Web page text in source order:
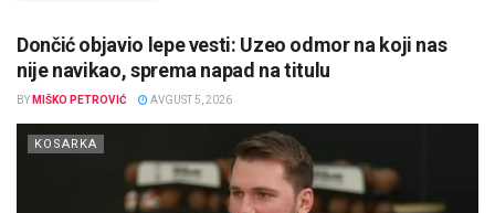
Dončić objavio lepe vesti: Uzeo odmor na koji nas
nije navikao, sprema napad na titulu
BY MIŠKO PETROVIĆ AVGUST 5, 2026
KOSARKA